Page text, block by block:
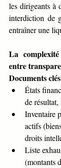
les dirigeants à
interdiction de
entraîner une
La
entre
Documents
États
de
Inventaire
actifs
droits
Liste
(montants